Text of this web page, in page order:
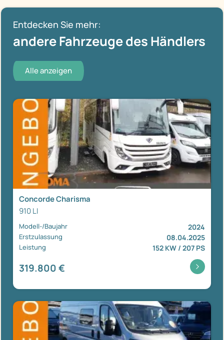
Entdecken Sie mehr:
andere Fahrzeuge des Händlers
Alle anzeigen
Concorde Charisma
910 LI
Modell-/Baujahr 2024
Erstzulassung 08.04.2025
Leistung 152 KW / 207 PS
319.800 €